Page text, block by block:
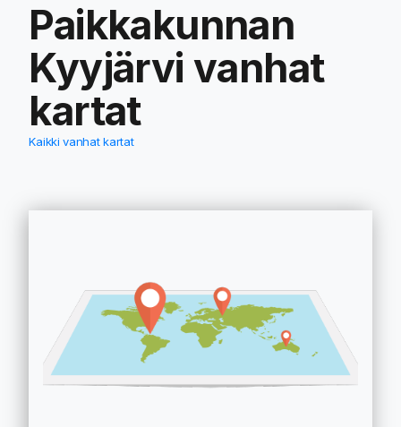
Paikkakunnan
Kyyjärvi vanhat
kartat
Kaikki vanhat kartat